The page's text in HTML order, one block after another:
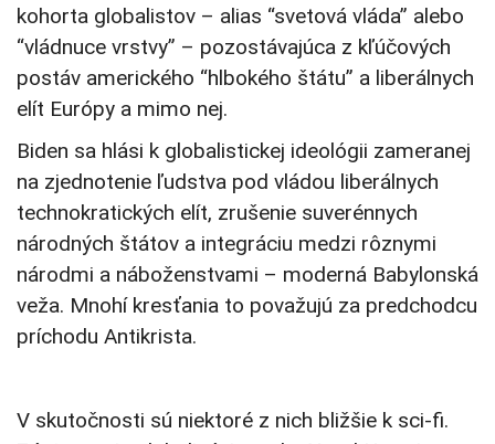
kohorta globalistov – alias “svetová vláda” alebo
“vládnuce vrstvy” – pozostávajúca z kľúčových
postáv amerického “hlbokého štátu” a liberálnych
elít Európy a mimo nej.
Biden sa hlási k globalistickej ideológii zameranej
na zjednotenie ľudstva pod vládou liberálnych
technokratických elít, zrušenie suverénnych
národných štátov a integráciu medzi rôznymi
národmi a náboženstvami – moderná Babylonská
veža. Mnohí kresťania to považujú za predchodcu
príchodu Antikrista.
V skutočnosti sú niektoré z nich bližšie k sci-fi.